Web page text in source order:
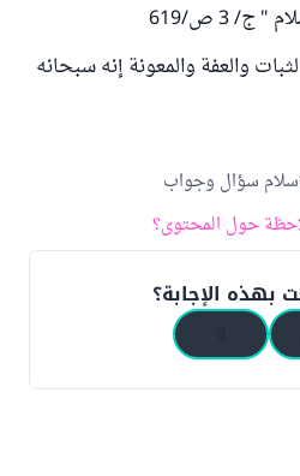
3 ص/619
والعفة والمعونة إنه سبحانه
سؤال وجواب
حول المحتوى؟
بهذه الإجابة؟